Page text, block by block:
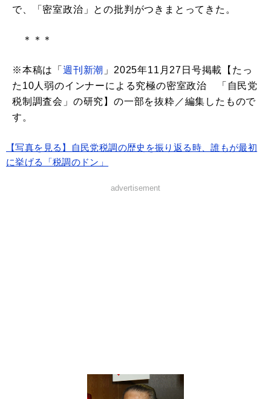
で、「密室政治」との批判がつきまとってきた。
＊＊＊
※本稿は「 週刊新潮 」2025年11月27日号掲載【たっ
た10人弱のインナーによる究極の密室政治 「自民党
税制調査会」の研究】の一部を抜粋／編集したもので
す。
【写真を見る】自民党税調の歴史を振り返る時、誰もが最初
に挙げる「税調のドン」
advertisement